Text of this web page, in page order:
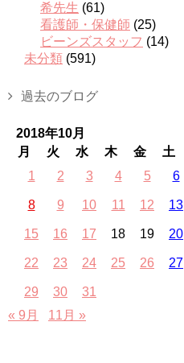
希先生 (61)
看護師・保健師 (25)
ビーンズスタッフ (14)
未分類 (591)
過去のブログ
2018年10月
月
火 水 木 金 土
1
2 3 4 5 6
8 9 10 11 12 13
15 16 17 18 19 20
22 23 24 25 26 27
29 30
31
« 9月
11月 »